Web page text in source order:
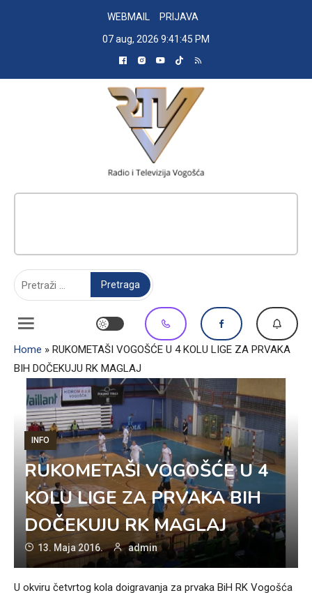
WEBMAIL
PRIJAVA
07 aug, 2026 9:41:46 PM
Home » RUKOMETAŠI VOGOŠĆE U 4 KOLU LIGE ZA PRVAKA
BIH DOČEKUJU RK MAGLAJ
INFO
RUKOMETAŠI VOGOŠĆE U 4
KOLU LIGE ZA PRVAKA BIH
DOČEKUJU RK MAGLAJ
13. Maja 2016. admin
U okviru četvrtog kola doigravanja za prvaka BiH RK Vogošća